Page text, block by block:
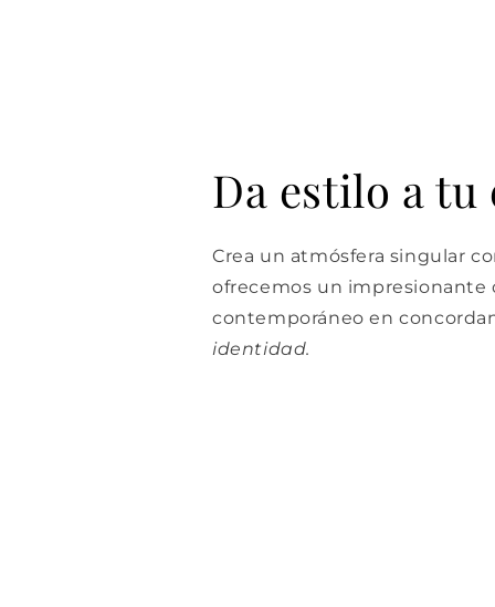
Da estilo a tu
Crea un atmósfera singular
ofrecemos un impresionante
contemporáneo en
identidad.